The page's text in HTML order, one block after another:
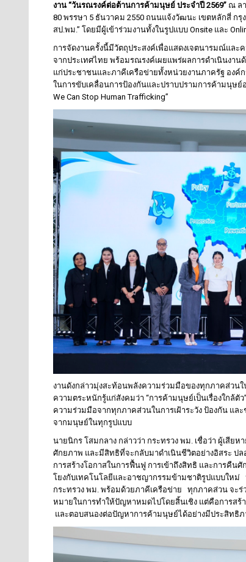
งาน “วันรณรงค์ต่อต้านการค้ามนุษย์ ประจำปี 2569” ณ ล
80 พรรษา 5 ธันวาคม 2550 ถนนแจ้งวัฒนะ เขตหลักสี่ ก
สป.พม.” โดยมีผู้เข้าร่วมงานทั้งในรูปแบบ Onsite และ
การจัดงานครั้งนี้มีวัตถุประสงค์เพื่อแสดงเจตนารมณ์แล
จากประเทศไทย พร้อมรณรงค์เผยแพร่ผลการดำเนินงา
แก่ประชาชนและภาคีเครือข่ายทั้งหน่วยงานภาครัฐ อง
ในการขับเคลื่อนการป้องกันและปราบปรามการค้ามนุษย์
We Can Stop Human Trafficking”
งานดังกล่าวมุ่งสะท้อนพลังความร่วมมือของทุกภาคส่วน
ความตระหนักรู้แก่สังคมว่า “การค้ามนุษย์เป็นเรื่องใกล้
ความร่วมมือจากทุกภาคส่วนในการเฝ้าระวัง ป้องกัน แล
จากมนุษย์ในทุกรูปแบบ
นายนิกร โสมกลาง กล่าวว่า กระทรวง พม. เชื่อว่า ผู้เสี
ศักยภาพ และมีสิทธิที่จะกลับมาดำเนินชีวิตอย่างอิสระ ป
การสร้างโอกาสในการฟื้นฟู การเข้าถึงสิทธิ และการคื
โยงกับเทคโนโลยีและอาชญากรรมข้ามชาติรูปแบบใหม่ ป
กระทรวง พม. พร้อมด้วยภาคีเครือข่าย ทุกภาคส่วน จะร่ว
หมายในการทำให้ปัญหาหมดไปโดยสิ้นเชิง แต่คือการส
และตอบสนองต่อปัญหาการค้ามนุษย์ได้อย่างมีประสิทธิภ